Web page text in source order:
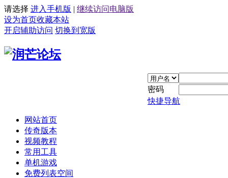
请选择 进入手机版 | 继续访问电脑版
设为首页收藏本站
开启辅助访问 切换到宽版
密码
快捷导航
网站首页
传奇版本
视频教程
常用工具
单机游戏
免费列表空间